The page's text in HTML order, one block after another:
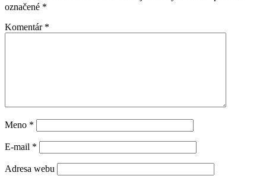
označené *
Komentár *
Meno *
E-mail *
Adresa webu